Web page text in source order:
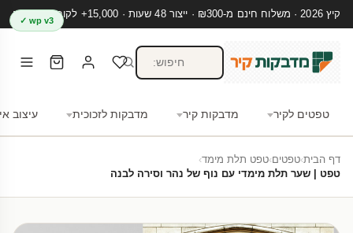
קיץ 2026 · משלוח חינם מ-₪300 · ייצור 48 שעות · 15,000+ לקוחות מרוצים
טפטים לקיר מדבקות קיר מדבקות לזכוכית עיצוב
wp v3 ✓
דף הבית›טפטים›טפט תלת מימד›
טפט | שער תלת מימדי עם נוף של נהר וסירה לבנה